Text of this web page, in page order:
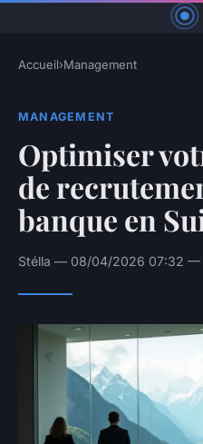
Accueil›Management
MANAGEMENT
Optimiser
de
banque en
Stélla — 08/04/2026 07:32 —